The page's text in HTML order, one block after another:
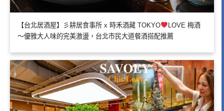
【台北居酒屋】彡耕居食事所 x 時禾酒藏 TOKYO
LOVE 梅酒
～優雅大人味的完美激盪，台北市民大道餐酒搭配推薦